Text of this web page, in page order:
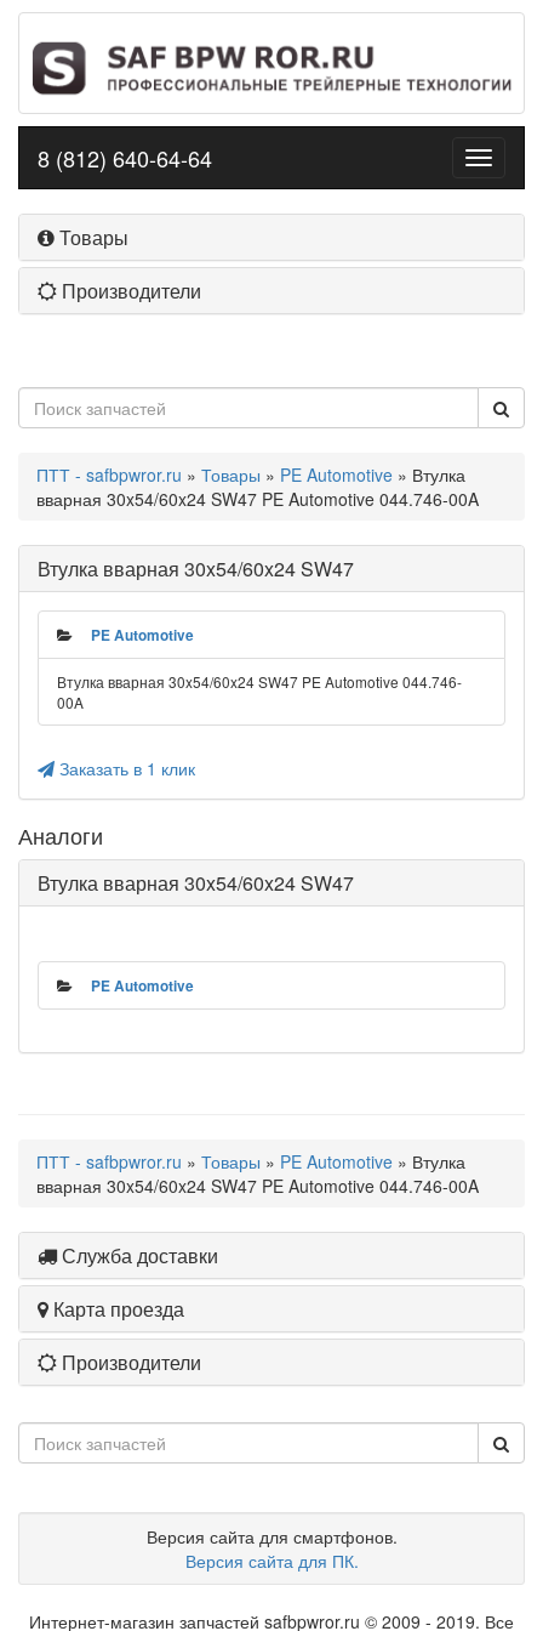
Toggle
8 (812) 640-64-64
Товары
Производители
ПТТ - safbpwror.ru » Товары » PE Automotive » Втулка
вварная 30x54/60x24 SW47 PE Automotive 044.746-00A
Втулка вварная 30x54/60x24 SW47
PE Automotive
Втулка вварная 30x54/60x24 SW47 PE Automotive 044.746-
00A
Заказать в 1 клик
Аналоги
Втулка вварная 30x54/60x24 SW47
PE Automotive
ПТТ - safbpwror.ru » Товары » PE Automotive » Втулка
вварная 30x54/60x24 SW47 PE Automotive 044.746-00A
Служба доставки
Карта проезда
Производители
Версия сайта для смартфонов.
Версия сайта для ПК.
Интернет-магазин запчастей safbpwror.ru © 2009 - 2019. Все